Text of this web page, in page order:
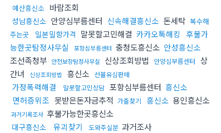
예산흥신소 바람조회
성남흥신소 안양심부름센터 신속해결흥신소 돈세탁 복수해
주는곳
일본밀항가격 말못할고민해결 카카오톡해킹 후불가
능한곳탐정사무실
포항심부름센터 충청도흥신소 안성흥신소
조선족청부 안전보장탐정사무실 신상조회방법 안양심부름센터
상
간녀
신상조회방법 흥신소 선불유심판매
가정폭력해결 말못할고민상담 포항심부름센터 흥신소
면허증위조 못받은돈자금추적 가출찾기 흥신소 용인흥신소
과거기록조사 후불가능한곳흥신소
대구흥신소 유괴찾기 도와주실분 과거조사